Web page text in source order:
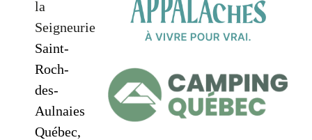
la
Seigneurie
Saint-
Roch-
des-
Aulnaies
Québec,